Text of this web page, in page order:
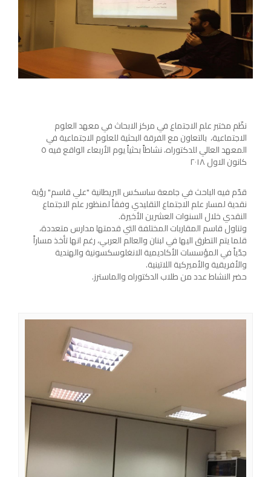
نظّم مختبر علم الاجتماع في مركز الابحاث في معهد العلوم
الاجتماعية، بالتعاون مع الفرقة البحثية للعلوم الاجتماعية في
المعهد العالي للدكتوراه، نشاطاً بحثياً يوم الأربعاء الواقع فيه ٥
كانون الاول ٢٠١٨
قدّم فيه الباحث في جامعة ساسكس البريطانية "علي قاسم" رؤية
نقدية لمسار علم الاجتماع التقليدي وفقاً لمنظور علم الاجتماع
النقدي خلال السنوات العشرين الأخيرة.
وتناول قاسم المقاربات المختلفة التي قدمتها مدارس متعددة،
قلما يتم التطرق اليها في لبنان والعالم العربي، رغم انها تأخذ مساراً
جدّياً في المؤسسات الأكاديمية الانغلوسكسونية والهندية
والأفريقية والأميركية اللاتينية.
حضر النشاط عدد من طلاب الدكتوراه والماسترز.